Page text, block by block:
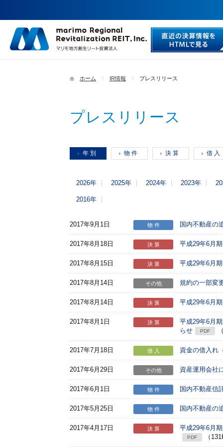
ホーム IR情報 プレスリリース
プレスリリース
年 別 物 件 決 算 借 入
2026年 2025年 2024年 2023年
2016年
2017年9月1日 物 件 国内不動産の
2017年8月18日 決 算 平成29年6月
2017年8月15日 決 算 平成29年6月
2017年8月14日 その他 規約の一部変
2017年8月14日 決 算 平成29年6月
2017年8月1日 決 算
平成29年6月
らせ
PDF
2017年7月18日 借 入 資金の借入れ
2017年6月29日 その他 資産運用会社
2017年6月1日 物 件 国内不動産信
2017年5月25日 物 件 国内不動産の
2017年4月17日 決 算 平成29年6月
PDF （